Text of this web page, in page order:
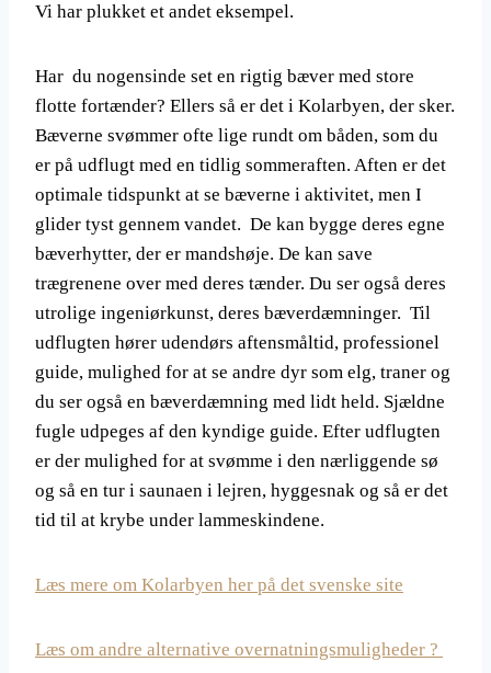
Vi har plukket et andet eksempel.
Har du nogensinde set en rigtig bæver med store
flotte fortænder? Ellers så er det i Kolarbyen, der sker.
Bæverne svømmer ofte lige rundt om båden, som du
er på udflugt med en tidlig sommeraften. Aften er det
optimale tidspunkt at se bæverne i aktivitet, men I
glider tyst gennem vandet. De kan bygge deres egne
bæverhytter, der er mandshøje. De kan save
trægrenene over med deres tænder. Du ser også deres
utrolige ingeniørkunst, deres bæverdæmninger. Til
udflugten hører udendørs aftensmåltid, professionel
guide, mulighed for at se andre dyr som elg, traner og
du ser også en bæverdæmning med lidt held. Sjældne
fugle udpeges af den kyndige guide. Efter udflugten
er der mulighed for at svømme i den nærliggende sø
og så en tur i saunaen i lejren, hyggesnak og så er det
tid til at krybe under lammeskindene.
Læs mere om Kolarbyen her på det svenske site
Læs om andre alternative overnatningsmuligheder ?